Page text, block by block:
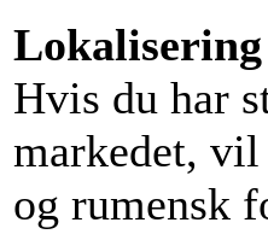
Lokalisering
Hvis du har
markedet,
og rumensk